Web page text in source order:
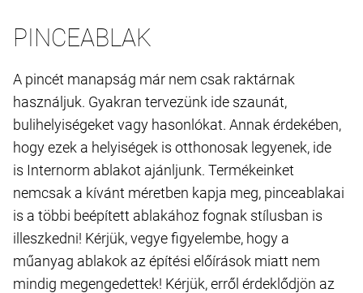
PINCEABLAK
A pincét manapság már nem csak raktárnak
használjuk. Gyakran tervezünk ide szaunát,
bulihelyiségeket vagy hasonlókat. Annak érdekében,
hogy ezek a helyiségek is otthonosak legyenek, ide
is Internorm ablakot ajánljunk. Termékeinket
nemcsak a kívánt méretben kapja meg, pinceablakai
is a többi beépített ablakához fognak stílusban is
illeszkedni! Kérjük, vegye figyelembe, hogy a
műanyag ablakok az építési előírások miatt nem
mindig megengedettek! Kérjük, erről érdeklődjön az